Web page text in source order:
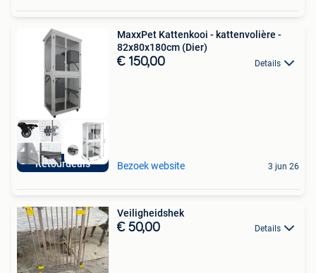
Retourdeals
MaxxPet Kattenkooi - kattenvolière -
82x80x180cm (Dier)
€ 150,00 Details
Bezoek website 3 jun 26
Veiligheidshek
€ 50,00 Details